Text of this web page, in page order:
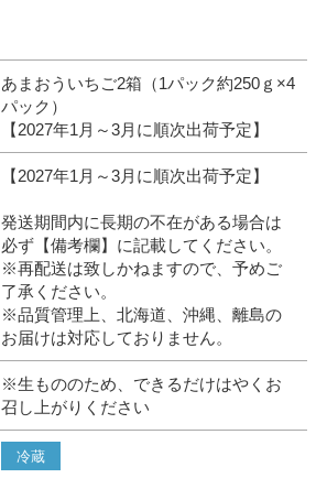
あまおういちご2箱（1パック約250ｇ×4
パック）
【2027年1月～3月に順次出荷予定】
【2027年1月～3月に順次出荷予定】
発送期間内に長期の不在がある場合は
必ず【備考欄】に記載してください。
※再配送は致しかねますので、予めご
了承ください。
※品質管理上、北海道、沖縄、離島の
お届けは対応しておりません。
※生もののため、できるだけはやくお
召し上がりください
冷蔵